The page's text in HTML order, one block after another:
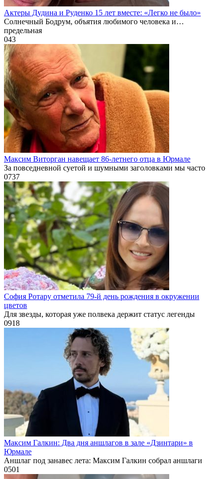
Актеры Дудина и Руденко 15 лет вместе: «Легко не было»
Солнечный Бодрум, объятия любимого человека и…
предельная
043
Максим Виторган навещает 86-летнего отца в Юрмале
За повседневной суетой и шумными заголовками мы часто
0737
София Ротару отметила 79-й день рождения в окружении
цветов
Для звезды, которая уже полвека держит статус легенды
0918
Максим Галкин: Два дня аншлагов в зале «Дзинтари» в
Юрмале
Аншлаг под занавес лета: Максим Галкин собрал аншлаги
0501